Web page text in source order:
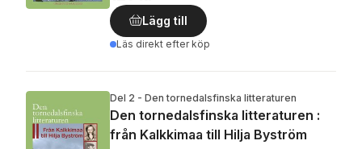
Lägg till
Läs direkt efter köp
Del 2 - Den tornedalsfinska litteraturen
Den tornedalsfinska litteraturen :
från Kalkkimaa till Hilja Byström